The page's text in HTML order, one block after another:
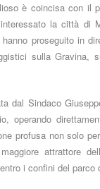
è coincisa con il
la città di
proseguito in
sulla Gravina,
dal Sindaco
operando
profusa non solo
attrattore
i confini del parco